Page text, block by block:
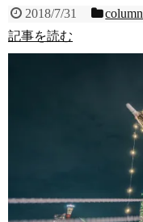
2018/7/31 column
記事を読む